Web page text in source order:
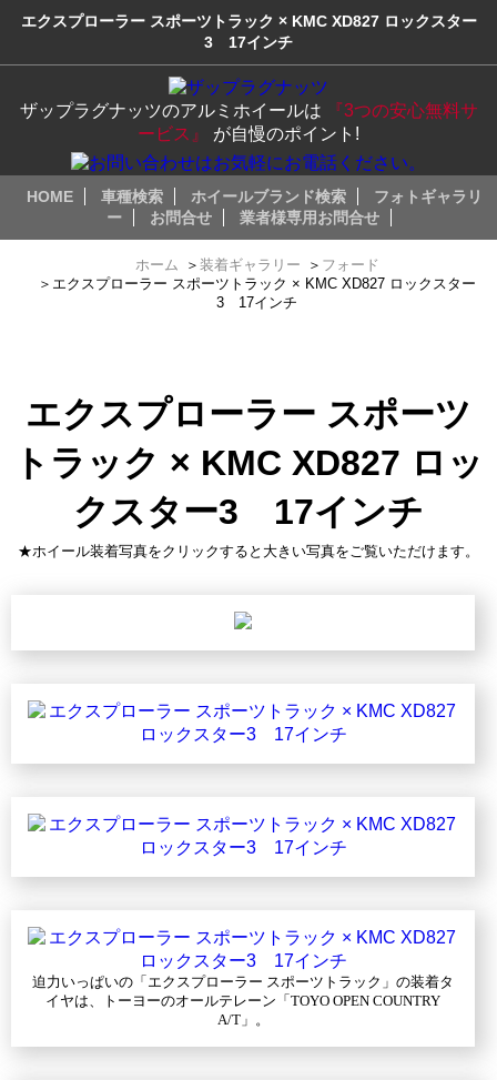
エクスプローラー スポーツトラック × KMC XD827 ロックスター
3 17インチ
ザップラグナッツのアルミホイールは
『3つの安心無料サ
ービス』 が自慢のポイント!
HOME 車種検索 ホイールブランド検索
フォトギャラリ
ー
お問合せ 業者様専用お問合せ
ホーム ＞ 装着ギャラリー ＞ フォード
＞ エクスプローラー スポーツトラック × KMC XD827 ロックスター
3 17インチ
エクスプローラー スポーツ
トラック × KMC XD827 ロッ
クスター3 17インチ
★ホイール装着写真をクリックすると大きい写真をご覧いただけます。
迫力いっぱいの「エクスプローラー スポーツトラック」の装着タ
イヤは、トーヨーのオールテレーン「TOYO OPEN COUNTRY
A/T」。